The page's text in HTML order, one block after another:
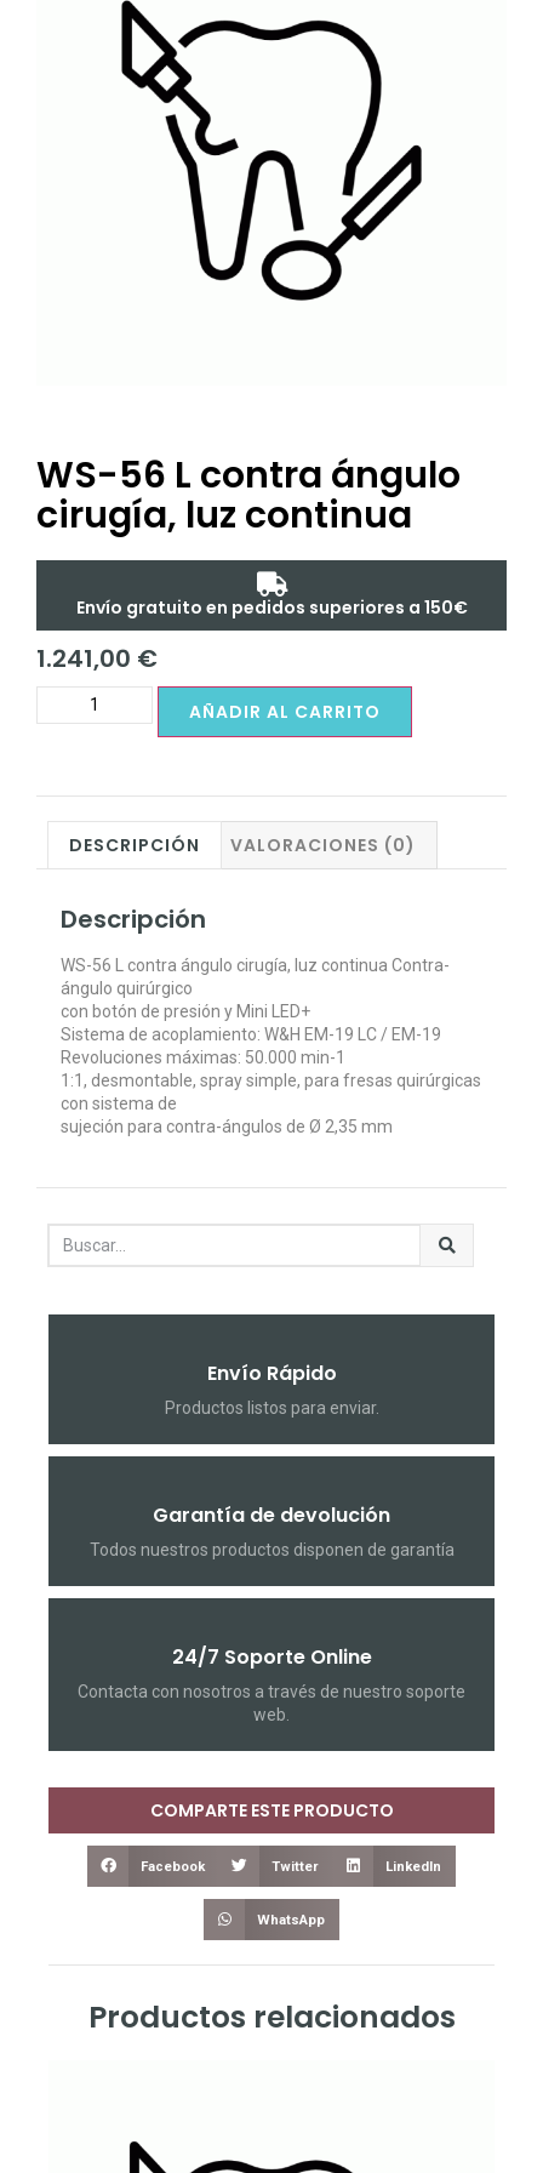
WS-56 L contra ángulo
cirugía, luz continua
Envío gratuito en pedidos superiores a 150€
1.241,00 €
AÑADIR AL CARRITO
DESCRIPCIÓN VALORACIONES (0)
Descripción
WS-56 L contra ángulo cirugía, luz continua Contra-
ángulo quirúrgico
con botón de presión y Mini LED+
Sistema de acoplamiento: W&H EM-19 LC / EM-19
Revoluciones máximas: 50.000 min-1
1:1, desmontable, spray simple, para fresas quirúrgicas
con sistema de
sujeción para contra-ángulos de Ø 2,35 mm
Envío Rápido
Productos listos para enviar.
Garantía de devolución
Todos nuestros productos disponen de garantía
24/7 Soporte Online
Contacta con nosotros a través de nuestro soporte
web.
COMPARTE ESTE PRODUCTO
Facebook Twitter LinkedIn
WhatsApp
Productos relacionados